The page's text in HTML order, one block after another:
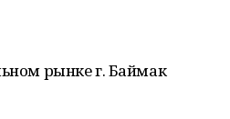
рынке г. Баймак